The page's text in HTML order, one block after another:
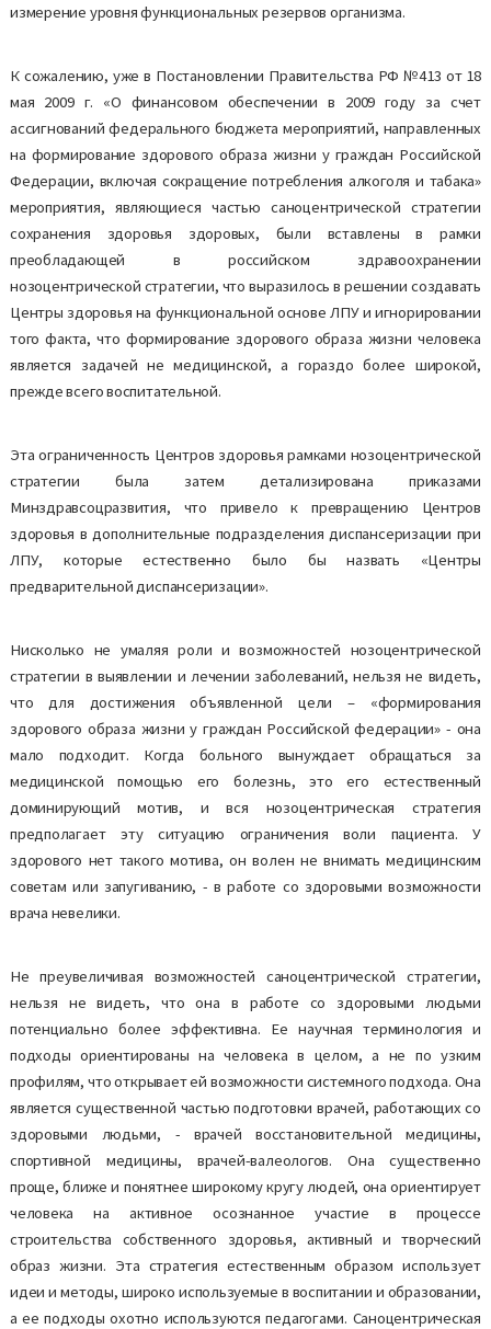
измерение уровня функциональных резервов организма.
К сожалению, уже в Постановлении Правительства РФ №413 от 18
мая 2009 г. «О финансовом обеспечении в 2009 году за счет
ассигнований федерального бюджета мероприятий, направленных
на формирование здорового образа жизни у граждан Российской
Федерации, включая сокращение потребления алкоголя и табака»
мероприятия, являющиеся частью саноцентрической стратегии
сохранения здоровья здоровых, были вставлены в рамки
преобладающей в российском здравоохранении
нозоцентрической стратегии, что выразилось в решении создавать
Центры здоровья на функциональной основе ЛПУ и игнорировании
того факта, что формирование здорового образа жизни человека
является задачей не медицинской, а гораздо более широкой,
прежде всего воспитательной.
Эта ограниченность Центров здоровья рамками нозоцентрической
стратегии была затем детализирована приказами
Минздравсоцразвития, что привело к превращению Центров
здоровья в дополнительные подразделения диспансеризации при
ЛПУ, которые естественно было бы назвать «Центры
предварительной диспансеризации».
Нисколько не умаляя роли и возможностей нозоцентрической
стратегии в выявлении и лечении заболеваний, нельзя не видеть,
что для достижения объявленной цели – «формирования
здорового образа жизни у граждан Российской федерации» - она
мало подходит. Когда больного вынуждает обращаться за
медицинской помощью его болезнь, это его естественный
доминирующий мотив, и вся нозоцентрическая стратегия
предполагает эту ситуацию ограничения воли пациента. У
здорового нет такого мотива, он волен не внимать медицинским
советам или запугиванию, - в работе со здоровыми возможности
врача невелики.
Не преувеличивая возможностей саноцентрической стратегии,
нельзя не видеть, что она в работе со здоровыми людьми
потенциально более эффективна. Ее научная терминология и
подходы ориентированы на человека в целом, а не по узким
профилям, что открывает ей возможности системного подхода. Она
является существенной частью подготовки врачей, работающих со
здоровыми людьми, - врачей восстановительной медицины,
спортивной медицины, врачей-валеологов. Она существенно
проще, ближе и понятнее широкому кругу людей, она ориентирует
человека на активное осознанное участие в процессе
строительства собственного здоровья, активный и творческий
образ жизни. Эта стратегия естественным образом использует
идеи и методы, широко используемые в воспитании и образовании,
а ее подходы охотно используются педагогами. Саноцентрическая